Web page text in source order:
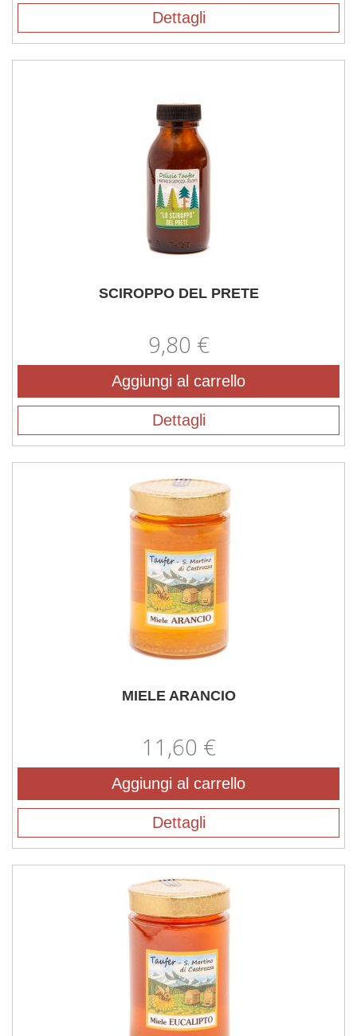
Dettagli
SCIROPPO DEL PRETE
9,80 €
Aggiungi al carrello
Dettagli
MIELE ARANCIO
11,60 €
Aggiungi al carrello
Dettagli